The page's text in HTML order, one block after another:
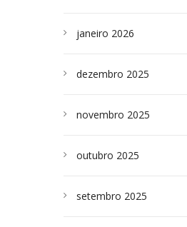
janeiro 2026
dezembro 2025
novembro 2025
outubro 2025
setembro 2025